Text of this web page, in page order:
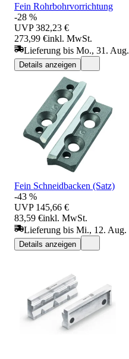
Fein Rohrbohrvorrichtung
-28 %
UVP 382,23 €
273,99 €inkl. MwSt.
Lieferung bis Mo., 31. Aug.
Details anzeigen
Fein Schneidbacken (Satz)
-43 %
UVP 145,66 €
83,59 €inkl. MwSt.
Lieferung bis Mi., 12. Aug.
Details anzeigen